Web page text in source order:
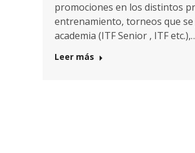
promociones en los distintos
entrenamiento, torneos que
academia (ITF Senior , ITF
Leer más